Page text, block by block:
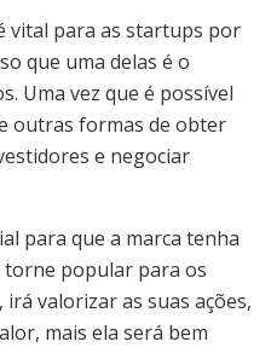
vital para as startups por
que uma delas é o
Uma vez que é possível
outras formas de obter
e negociar
para que a marca tenha
torne popular para os
valorizar as suas ações,
mais ela será bem